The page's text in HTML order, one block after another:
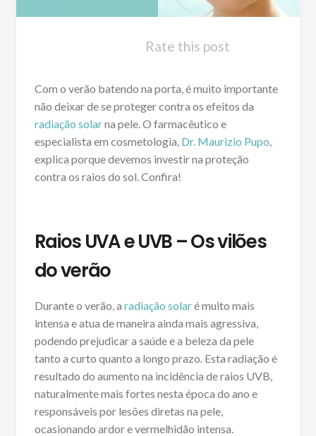
Rate this post
Com o verão batendo na porta, é muito importante
não deixar de se proteger contra os efeitos da
radiação solarna pele. O farmacêutico e
especialista em cosmetologia, Dr. Maurizio Pupo,
explica porque devemos investir na proteção
contra os raios do sol. Confira!
Raios UVA e UVB – Os vilões
do verão
Durante o verão, a radiação solaré muito mais
intensa e atua de maneira ainda mais agressiva,
podendo prejudicar a saúde e a beleza da pele
tanto a curto quanto a longo prazo. Esta radiação é
resultado do aumento na incidência de raios UVB,
naturalmente mais fortes nesta época do ano e
responsáveis por lesões diretas na pele,
ocasionando ardor e vermelhidão intensa.